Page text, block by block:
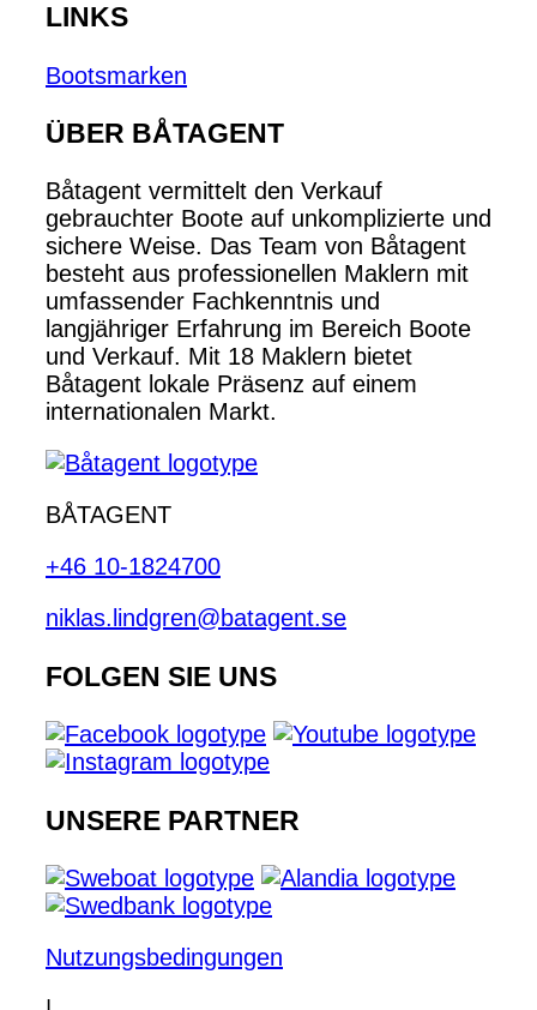
LINKS
Bootsmarken
ÜBER BÅTAGENT
Båtagent vermittelt den Verkauf
gebrauchter Boote auf unkomplizierte und
sichere Weise. Das Team von Båtagent
besteht aus professionellen Maklern mit
umfassender Fachkenntnis und
langjähriger Erfahrung im Bereich Boote
und Verkauf. Mit 18 Maklern bietet
Båtagent lokale Präsenz auf einem
internationalen Markt.
BÅTAGENT
+46 10-1824700
niklas.lindgren@batagent.se
FOLGEN SIE UNS
UNSERE PARTNER
Nutzungsbedingungen